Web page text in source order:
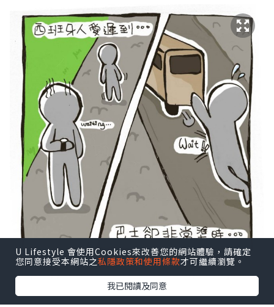
https://www.facebook.com/remyrabb
it
U Lifestyle 會使用Cookies來改善您的網站體驗，請確定
您同意接受本網站之私隱政策和使用條款才可繼續瀏覽。
我已閱讀及同意